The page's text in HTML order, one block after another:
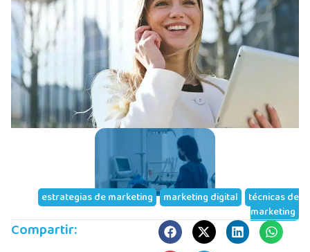
estrategias de marketing , marketing digital
técnicas de
marketing
Compartir: